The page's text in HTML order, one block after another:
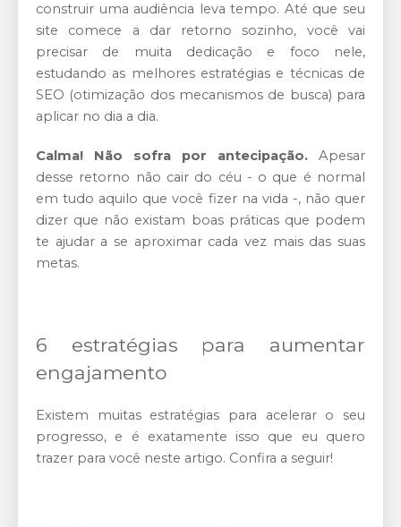
construir uma audiência leva tempo. Até que seu
site comece a dar retorno sozinho, você vai
precisar de muita dedicação e foco nele,
estudando as melhores estratégias e técnicas de
SEO (otimização dos mecanismos de busca) para
aplicar no dia a dia.
Calma! Não sofra por antecipação. Apesar
desse retorno não cair do céu - o que é normal
em tudo aquilo que você fizer na vida -, não quer
dizer que não existam boas práticas que podem
te ajudar a se aproximar cada vez mais das suas
metas.
6 estratégias para aumentar
engajamento
Existem muitas estratégias para acelerar o seu
progresso, e é exatamente isso que eu quero
trazer para você neste artigo. Confira a seguir!